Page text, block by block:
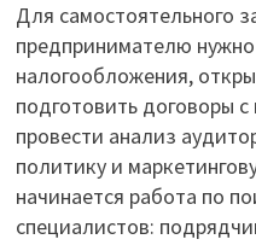
Для самостоятельного
предпринимателю
налогообложения,
подготовить договоры
провести анализ
политику и
начинается работа по
специалистов: